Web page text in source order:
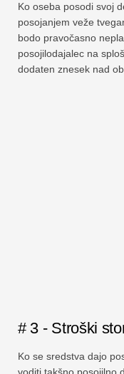
Ko oseba posodi svoj
posojanjem veže
bodo pravočasno
posojilodajalec na
dodaten znesek nad
# 3 - Stroški
Ko se sredstva dajo